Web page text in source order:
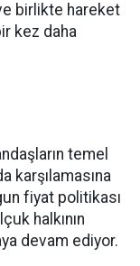
birlikte hareket
kez daha
temel
karşılamasına
fiyat politikası
halkının
devam ediyor.